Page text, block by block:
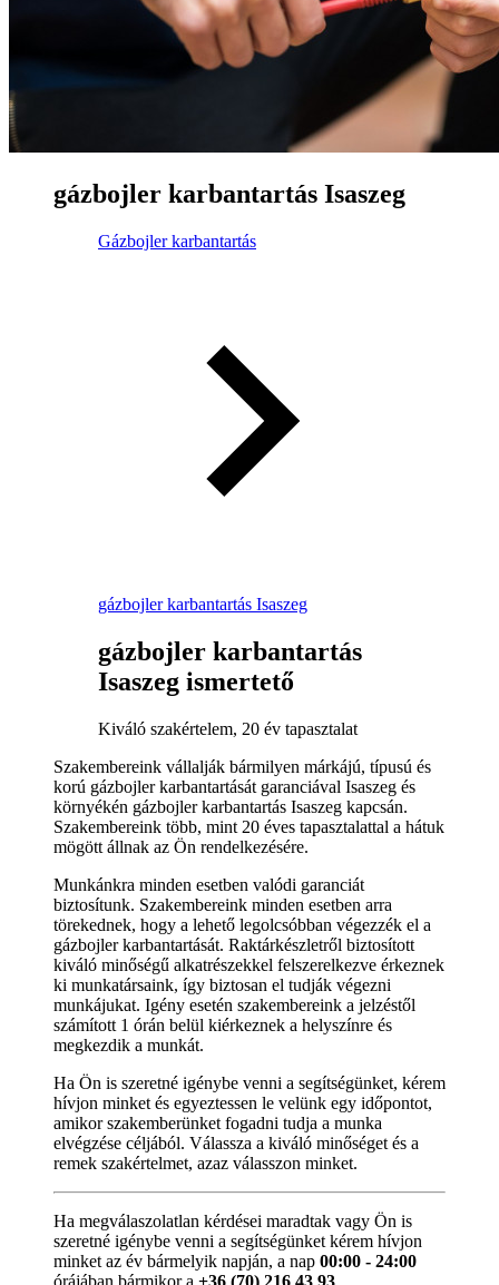
gázbojler karbantartás Isaszeg
Gázbojler karbantartás
gázbojler karbantartás Isaszeg
gázbojler karbantartás
Isaszeg ismertető
Kiváló szakértelem, 20 év tapasztalat
Szakembereink vállalják bármilyen márkájú, típusú és
korú gázbojler karbantartását garanciával Isaszeg és
környékén gázbojler karbantartás Isaszeg kapcsán.
Szakembereink több, mint 20 éves tapasztalattal a hátuk
mögött állnak az Ön rendelkezésére.
Munkánkra minden esetben valódi garanciát
biztosítunk. Szakembereink minden esetben arra
törekednek, hogy a lehető legolcsóbban végezzék el a
gázbojler karbantartását. Raktárkészletről biztosított
kiváló minőségű alkatrészekkel felszerelkezve érkeznek
ki munkatársaink, így biztosan el tudják végezni
munkájukat. Igény esetén szakembereink a jelzéstől
számított 1 órán belül kiérkeznek a helyszínre és
megkezdik a munkát.
Ha Ön is szeretné igénybe venni a segítségünket, kérem
hívjon minket és egyeztessen le velünk egy időpontot,
amikor szakemberünket fogadni tudja a munka
elvégzése céljából. Válassza a kiváló minőséget és a
remek szakértelmet, azaz válasszon minket.
Ha megválaszolatlan kérdései maradtak vagy Ön is
szeretné igénybe venni a segítségünket kérem hívjon
minket az év bármelyik napján, a nap 00:00 - 24:00
órájában bármikor a +36 (70) 216 43 93